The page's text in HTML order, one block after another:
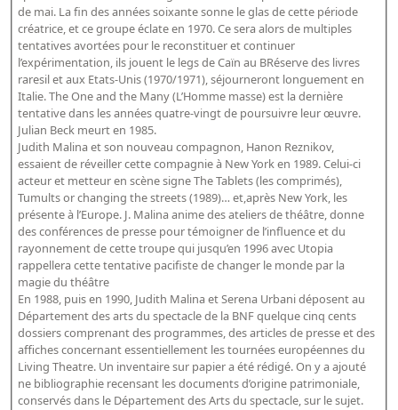
Revue de la Bibliothèque nationale de France
Directeurs de la Bibliothèque nationale du XIVe siècle à nos jours
Listes et biographies des directeurs de départements
Implantations de la Bibliothèque nationale de France
Le fil de l'histoire (frise chonologique)
La Bibliothèque nationale de France à livre ouvert
Richelieu, Bibliothèques - Musée - Galeries
Gallica - Son histoire
Dépôt de la Commission de récupération artistique
Appels
Appel à chercheurs : bourse Comité d’histoire de la BnF
Appel à projets
Recherche de sujets de recherche
de mai. La fin des années soixante sonne le glas de cette période
créatrice, et ce groupe éclate en 1970. Ce sera alors de multiples
tentatives avortées pour le reconstituer et continuer
l’expérimentation, ils jouent le legs de Caïn au BRéserve des livres
raresil et aux Etats-Unis (1970/1971), séjourneront longuement en
Italie. The One and the Many (L’Homme masse) est la dernière
tentative dans les années quatre-vingt de poursuivre leur œuvre.
Julian Beck meurt en 1985.
Judith Malina et son nouveau compagnon, Hanon Reznikov,
essaient de réveiller cette compagnie à New York en 1989. Celui-ci
acteur et metteur en scène signe The Tablets (les comprimés),
Tumults or changing the streets (1989)… et,après New York, les
présente à l’Europe. J. Malina anime des ateliers de théâtre, donne
des conférences de presse pour témoigner de l’influence et du
rayonnement de cette troupe qui jusqu’en 1996 avec Utopia
rappellera cette tentative pacifiste de changer le monde par la
magie du théâtre
En 1988, puis en 1990, Judith Malina et Serena Urbani déposent au
Département des arts du spectacle de la BNF quelque cinq cents
dossiers comprenant des programmes, des articles de presse et des
affiches concernant essentiellement les tournées européennes du
Living Theatre. Un inventaire sur papier a été rédigé. On y a ajouté
ne bibliographie recensant les documents d’origine patrimoniale,
conservés dans le Département des Arts du spectacle, sur le sujet.